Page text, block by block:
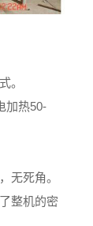
。
加热50-
无死角。
整机的密